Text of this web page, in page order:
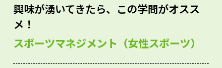
興味が湧いてきたら、この学問がオスス
メ！
スポーツマネジメント（女性スポーツ）